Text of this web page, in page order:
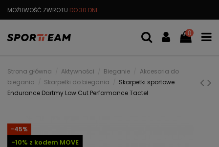
MOŻLIWOŚĆ ZWROTU DO 30 DNI
0
Strona główna Aktywności Bieganie
Akcesoria do
biegania
Skarpetki do biegania
Skarpetki sportowe
Endurance Dartmy Low Cut Performance Tactel
-45%
-10% z kodem MOVE